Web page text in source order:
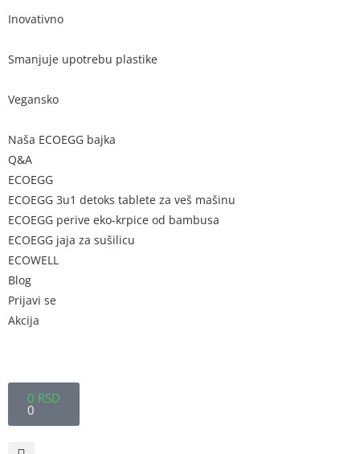
Inovativno
Smanjuje upotrebu plastike
Vegansko
Naša ECOEGG bajka
Q&A
ECOEGG
ECOEGG 3u1 detoks tablete za veš mašinu
ECOEGG perive eko-krpice od bambusa
ECOEGG jaja za sušilicu
ECOWELL
Blog
Prijavi se
Akcija
0 RSD
0